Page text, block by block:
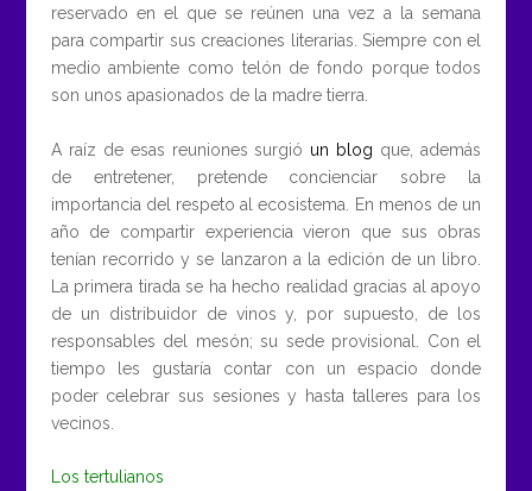
reservado en el que se reúnen una vez a la semana
para compartir sus creaciones literarias. Siempre con el
medio ambiente como telón de fondo porque todos
son unos apasionados de la madre tierra.
A raíz de esas reuniones surgió un blog que, además
de entretener, pretende concienciar sobre la
importancia del respeto al ecosistema. En menos de un
año de compartir experiencia vieron que sus obras
tenían recorrido y se lanzaron a la edición de un libro.
La primera tirada se ha hecho realidad gracias al apoyo
de un distribuidor de vinos y, por supuesto, de los
responsables del mesón; su sede provisional. Con el
tiempo les gustaría contar con un espacio donde
poder celebrar sus sesiones y hasta talleres para los
vecinos.
Los tertulianos